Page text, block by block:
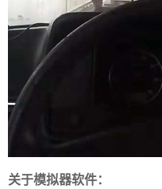
关于模拟器软件：